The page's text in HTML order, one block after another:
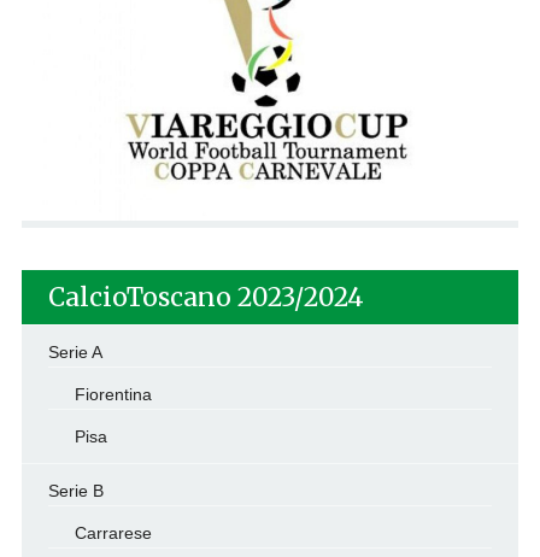
CalcioToscano 2023/2024
Serie A
Fiorentina
Pisa
Serie B
Carrarese